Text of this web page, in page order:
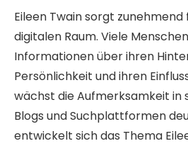
Eileen Twain sorgt
digitalen Raum. Viele
Informationen über ihren
Persönlichkeit und ihren
wächst die Aufmerksamkeit in
Blogs und Suchplattformen
entwickelt sich das Thema